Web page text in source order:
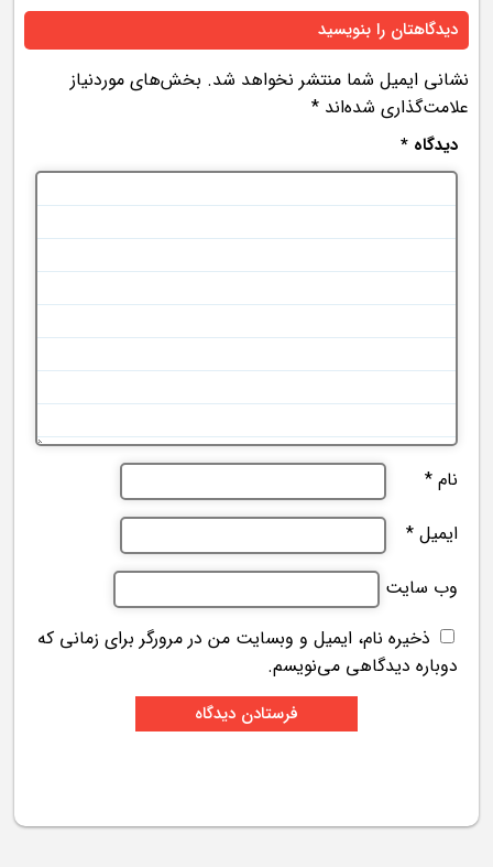
دیدگاهتان را بنویسید
نشانی ایمیل شما منتشر نخواهد شد. بخش‌های موردنیاز
علامت‌گذاری شده‌اند *
دیدگاه *
نام *
ایمیل *
وب‌ سایت
ذخیره نام، ایمیل و وبسایت من در مرورگر برای زمانی که
دوباره دیدگاهی می‌نویسم.